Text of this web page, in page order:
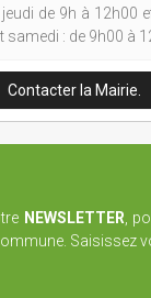
de 9h à 12h00
samedi : de 9h00 à
Contacter la Mairie.
NEWSLETTER ,
Saisissez